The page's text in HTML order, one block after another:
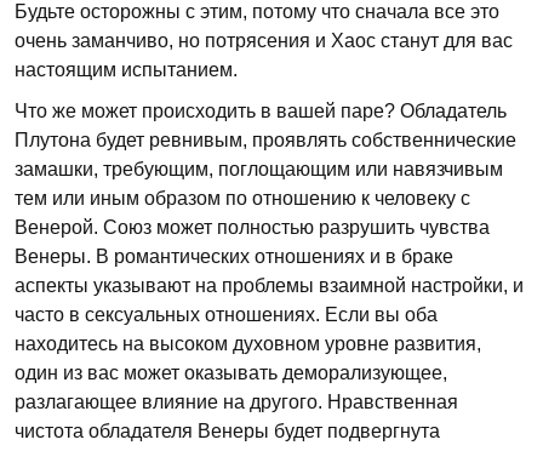
Будьте осторожны с этим, потому что сначала все это
очень заманчиво, но потрясения и Хаос станут для вас
настоящим испытанием.
Что же может происходить в вашей паре? Обладатель
Плутона будет ревнивым, проявлять собственнические
замашки, требующим, поглощающим или навязчивым
тем или иным образом по отношению к человеку с
Венерой. Союз может полностью разрушить чувства
Венеры. В романтических отношениях и в браке
аспекты указывают на проблемы взаимной настройки, и
часто в сексуальных отношениях. Если вы оба
находитесь на высоком духовном уровне развития,
один из вас может оказывать деморализующее,
разлагающее влияние на другого. Нравственная
чистота обладателя Венеры будет подвергнута